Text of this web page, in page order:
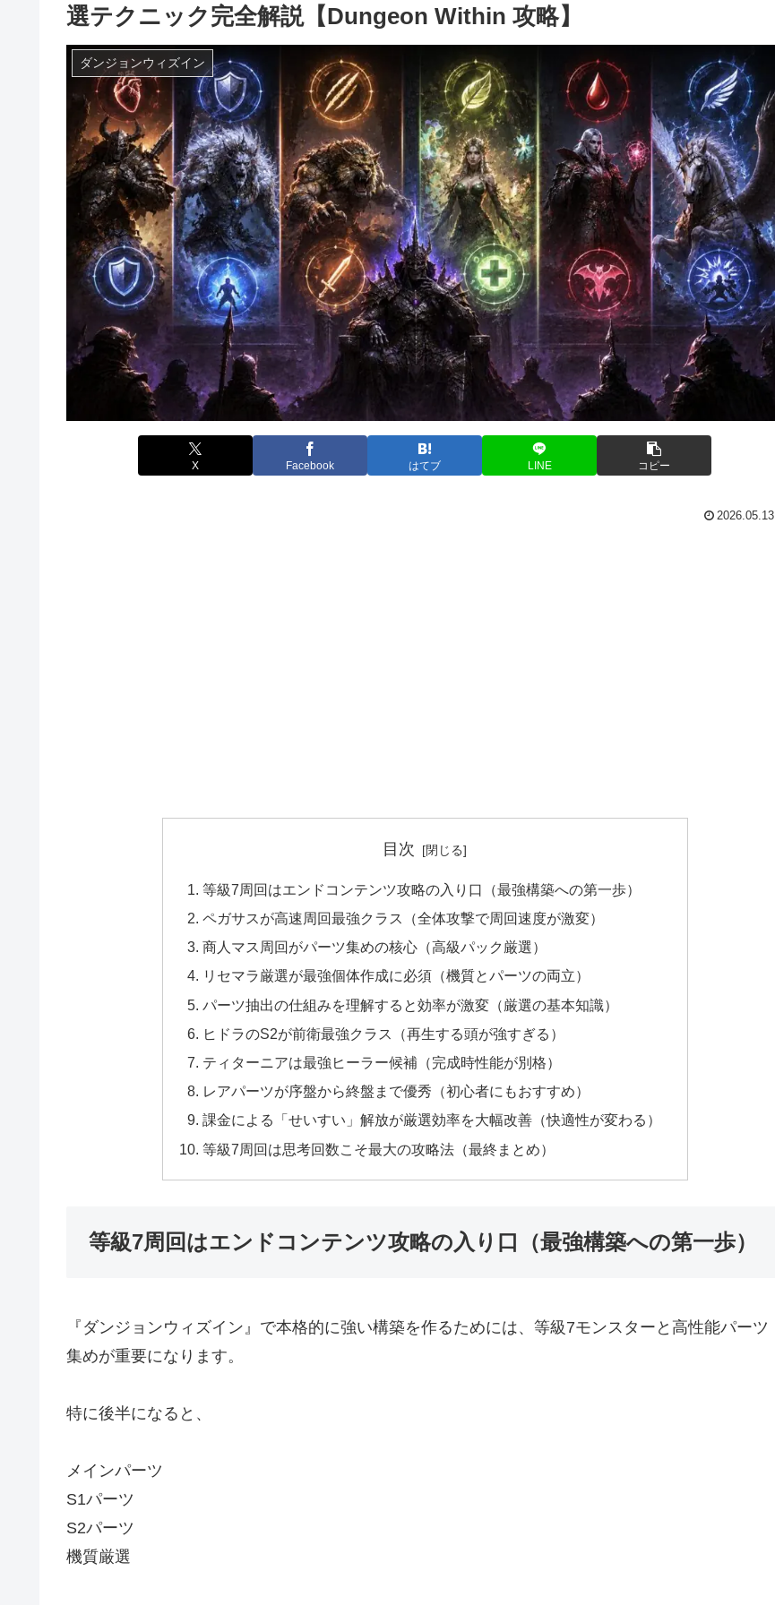
選テクニック完全解説【Dungeon Within 攻略】
ダンジョンウィズイン
X Facebook はてブ LINE コピー
2026.05.13
目次
等級7周回はエンドコンテンツ攻略の入り口（最強構築への第一歩）
ペガサスが高速周回最強クラス（全体攻撃で周回速度が激変）
商人マス周回がパーツ集めの核心（高級パック厳選）
リセマラ厳選が最強個体作成に必須（機質とパーツの両立）
パーツ抽出の仕組みを理解すると効率が激変（厳選の基本知識）
ヒドラのS2が前衛最強クラス（再生する頭が強すぎる）
ティターニアは最強ヒーラー候補（完成時性能が別格）
レアパーツが序盤から終盤まで優秀（初心者にもおすすめ）
課金による「せいすい」解放が厳選効率を大幅改善（快適性が変わる）
等級7周回は思考回数こそ最大の攻略法（最終まとめ）
等級7周回はエンドコンテンツ攻略の入り口（最強構築への第一歩）
『ダンジョンウィズイン』で本格的に強い構築を作るためには、等級7モンスターと高性能パーツ
集めが重要になります。
特に後半になると、
メインパーツ
S1パーツ
S2パーツ
機質厳選